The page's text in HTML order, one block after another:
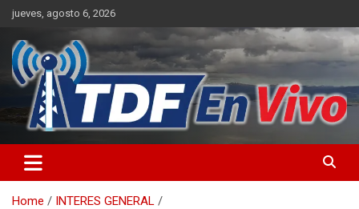
Skip
content
jueves, agosto 6, 2026
Home
INTERES GENERAL